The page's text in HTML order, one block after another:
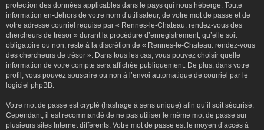
protection des données applicables dans le pays qui nous héberge. Toute
information en-dehors de votre nom d’utilisateur, de votre mot de passe et de
votre adresse courriel requise par « Rennes-le-Chateau: rendez-vous des
chercheurs de trésor » durant la procédure d’enregistrement, qu’elle soit
obligatoire ou non, reste à la discrétion de « Rennes-le-Chateau: rendez-vous
des chercheurs de trésor ». Dans tous les cas, vous pouvez choisir quelle
information de votre compte sera affichée publiquement. De plus, dans votre
profil, vous pouvez souscrire ou non à l’envoi automatique de courriel par le
logiciel phpBB.
Votre mot de passe est crypté (hashage à sens unique) afin qu’il soit sécurisé.
Cependant, il est recommandé de ne pas utiliser le même mot de passe sur
plusieurs sites Internet différents. Votre mot de passe est le moyen d’accès à